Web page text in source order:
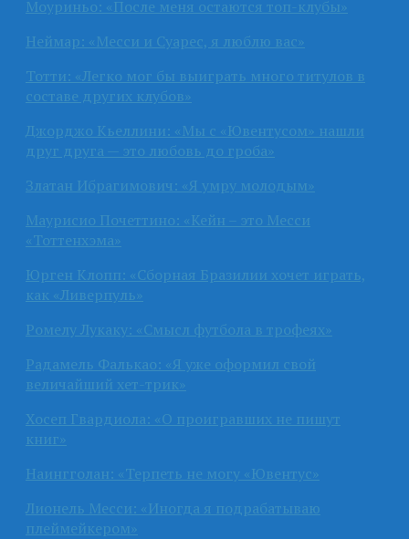
Моуриньо: «После меня остаются топ-клубы»
Неймар: «Месси и Суарес, я люблю вас»
Тотти: «Легко мог бы выиграть много титулов в
составе других клубов»
Джорджо Кьеллини: «Мы с «Ювентусом» нашли
друг друга — это любовь до гроба»
Златан Ибрагимович: «Я умру молодым»
Маурисио Почеттино: «Кейн – это Месси
«Тоттенхэма»
Юрген Клопп: «Сборная Бразилии хочет играть,
как «Ливерпуль»
Ромелу Лукаку: «Смысл футбола в трофеях»
Радамель Фалькао: «Я уже оформил свой
величайший хет-трик»
Хосеп Гвардиола: «О проигравших не пишут
книг»
Наингголан: «Терпеть не могу «Ювентус»
Лионель Месси: «Иногда я подрабатываю
плеймейкером»